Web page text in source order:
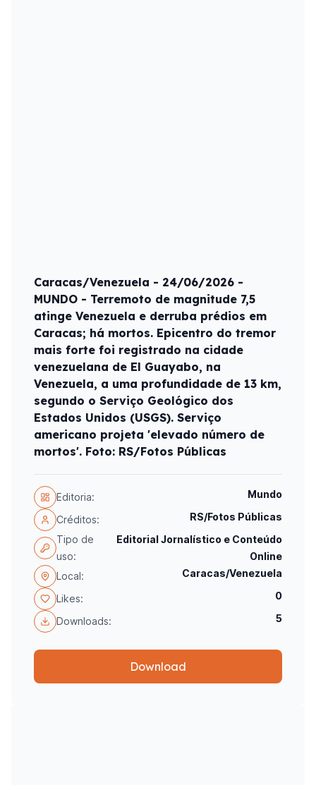
Caracas/Venezuela - 24/06/2026 -
MUNDO - Terremoto de magnitude 7,5
atinge Venezuela e derruba prédios em
Caracas; há mortos. Epicentro do tremor
mais forte foi registrado na cidade
venezuelana de El Guayabo, na
Venezuela, a uma profundidade de 13 km,
segundo o Serviço Geológico dos
Estados Unidos (USGS). Serviço
americano projeta 'elevado número de
mortos'. Foto: RS/Fotos Públicas
Editoria: Mundo
Créditos:
RS/Fotos Públicas
Tipo de
uso:
Editorial Jornalístico e Conteúdo
Online
Local:
Caracas/Venezuela
Likes: 0
Downloads: 5
Download